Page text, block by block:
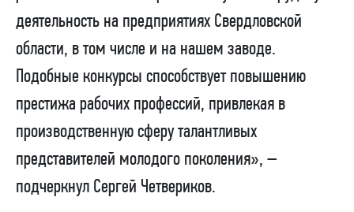
деятельность на предприятиях Свердловской
области, в том числе и на нашем заводе.
Подобные конкурсы способствует повышению
престижа рабочих профессий, привлекая в
производственную сферу талантливых
представителей молодого поколения», –
подчеркнул Сергей Четвериков.